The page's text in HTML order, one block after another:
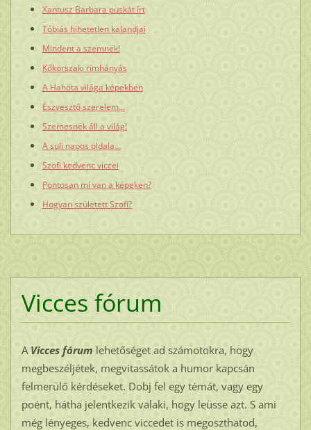
Xantusz Barbara puskát írt
Tóbiás hihetetlen kalandjai
Mindent a szemnek!
Kőkorszaki rímhányás
A Hahota világa képekben
Észvesztő szerelem...
Szemesnek áll a világ!
A suli napos oldala...
Szofi kedvenc viccei
Pontosan mi van a képeken?
Hogyan született Szofi?
Vicces fórum
A Vicces fórum lehetőséget ad számotokra, hogy
megbeszéljétek, megvitassátok a humor kapcsán
felmerülő kérdéseket. Dobj fel egy témát, vagy egy
poént, hátha jelentkezik valaki, hogy leüsse azt. S ami
még lényeges, kedvenc viccedet is megoszthatod,